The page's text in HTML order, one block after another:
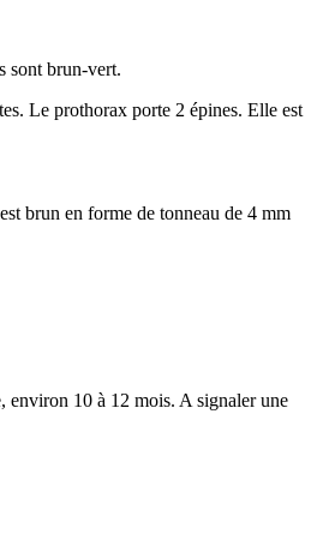
sont brun-vert.
Le prothorax porte 2 épines. Elle est
brun en forme de tonneau de 4 mm
environ 10 à 12 mois. A signaler une